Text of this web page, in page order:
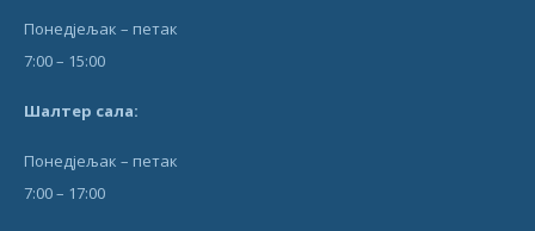
Понедjељак – петак
7:00 – 15:00
Шалтер сала:
Понедjељак – петак
7:00 – 17:00